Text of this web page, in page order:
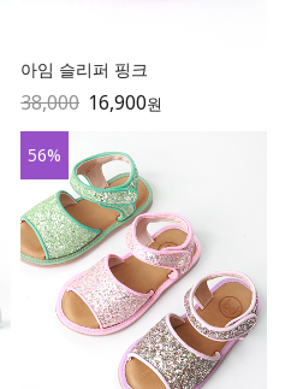
아임 슬리퍼 핑크
38,000 16,900원
56%